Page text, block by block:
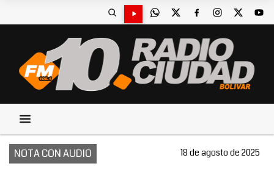
NOTA CON AUDIO 18 de agosto de 2025